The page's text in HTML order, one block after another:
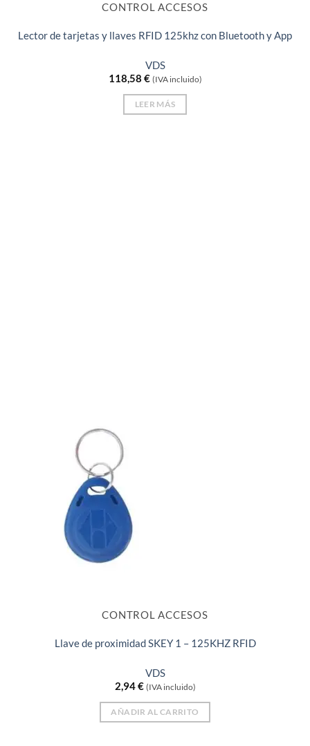
CONTROL ACCESOS
Lector de tarjetas y llaves RFID 125khz con Bluetooth y App
VDS
118,58 € (IVA incluido)
LEER MÁS
CONTROL ACCESOS
Llave de proximidad SKEY 1 – 125KHZ RFID
VDS
2,94€ (IVA incluido)
AÑADIR AL CARRITO